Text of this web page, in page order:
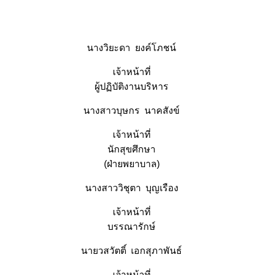
นางวิยะดา ยงค์โภชน์
เจ้าหน้าที่
ผู้ปฏิบัติงานบริหาร
นางสาวบุษกร นาคสังข์
เจ้าหน้าที่
นักสุขศึกษา
(ฝ่ายพยาบาล)
นางสาววิชุตา บุญเรือง
เจ้าหน้าที่
บรรณารักษ์
นายวสวัตติ์ เอกสุภาพันธ์